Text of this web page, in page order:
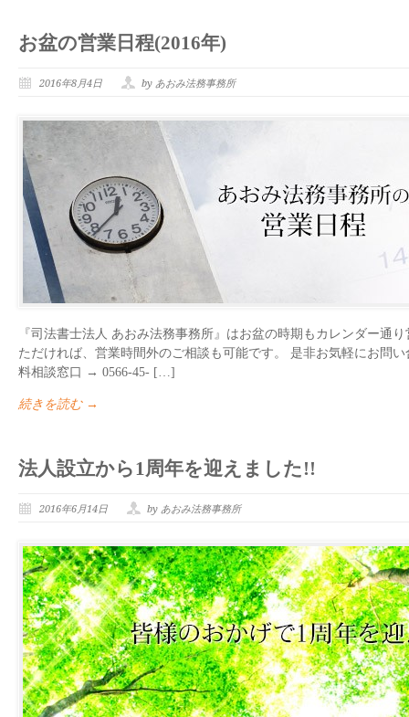
お盆の営業日程(2016年)
2016年8月4日 by あおみ法務事務所
『司法書士法人 あおみ法務事務所』はお盆の時期もカレンダー通
ただければ、営業時間外のご相談も可能です。 是非お気軽にお問
料相談窓口 → 0566-45- […]
続きを読む →
法人設立から1周年を迎えました!!
2016年6月14日 by あおみ法務事務所